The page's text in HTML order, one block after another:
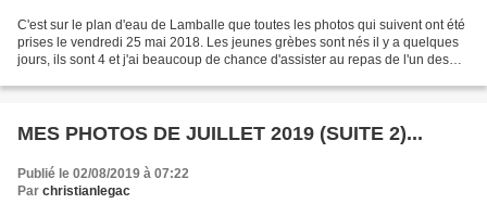
C'est sur le plan d'eau de Lamballe que toutes les photos qui suivent ont été
prises le vendredi 25 mai 2018. Les jeunes grèbes sont nés il y a quelques
jours, ils sont 4 et j'ai beaucoup de chance d'assister au repas de l'un des
MES PHOTOS DE JUILLET 2019 (SUITE 2)...
Publié le 02/08/2019 à 07:22
Par christianlegac